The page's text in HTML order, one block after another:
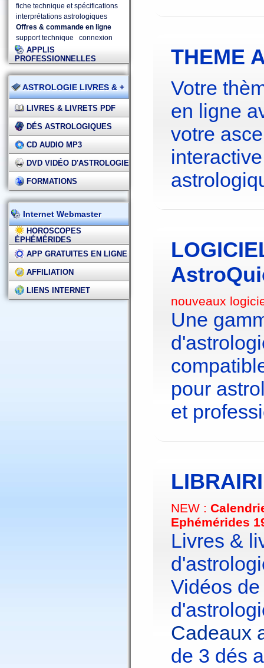
fiche technique et spécifications
interprétations astrologiques
Offres & commande en ligne
support technique
connexion
APPLIS
PROFESSIONNELLES
ASTROLOGIE LIVRES & +
LIVRES & LIVRETS PDF
DÉS ASTROLOGIQUES
CD AUDIO MP3
DVD VIDÉO D'ASTROLOGIE
FORMATIONS
Internet Webmaster
HOROSCOPES
ÉPHÉMÉRIDES
APP GRATUITES EN LIGNE
AFFILIATION
LIENS INTERNET
THEME
Votre
en ligne
votre
nouveaux
Une
pour
et
NEW :
Ephémérides
Livres &
Vidéos
Cadeaux
de 3 dés